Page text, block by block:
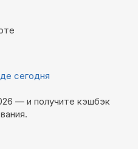
сегодня
— и получите кэшбэк